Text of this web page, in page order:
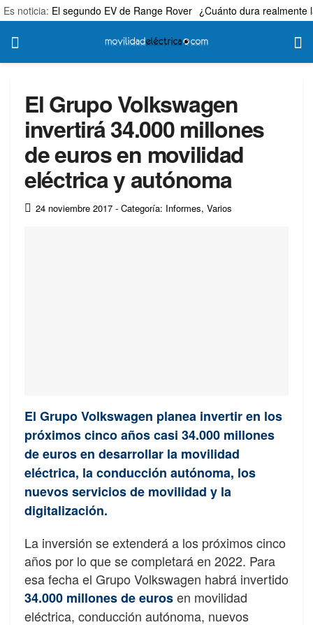
Es noticia: El segundo EV de Range Rover ¿Cuánto dura realmente
El Grupo Volkswagen
invertirá 34.000 millones
de euros en movilidad
eléctrica y autónoma
24 noviembre 2017 - Categoría: Informes, Varios
El Grupo Volkswagen planea invertir en los
próximos cinco años casi 34.000 millones
de euros en desarrollar la movilidad
eléctrica, la conducción autónoma, los
nuevos servicios de movilidad y la
digitalización.
La inversión se extenderá a los próximos cinco
años por lo que se completará en 2022. Para
esa fecha el Grupo Volkswagen habrá invertido
34.000 millones de eurosen movilidad
eléctrica, conducción autónoma, nuevos